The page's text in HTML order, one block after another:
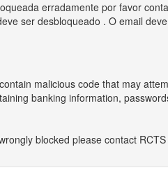
erradamente por favor
ser desbloqueado . O email
malicious code that may
banking information,
blocked please contact